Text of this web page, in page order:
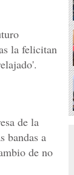
la felicitan
de la
bandas a
de no